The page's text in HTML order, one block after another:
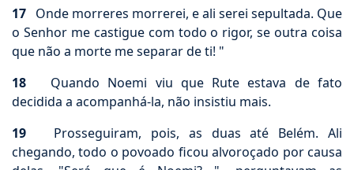
17 Onde morreres morrerei, e ali serei sepultada. Que
o Senhor me castigue com todo o rigor, se outra coisa
que não a morte me separar de ti! "
18 Quando Noemi viu que Rute estava de fato
decidida a acompanhá-la, não insistiu mais.
19 Prosseguiram, pois, as duas até Belém. Ali
chegando, todo o povoado ficou alvoroçado por causa